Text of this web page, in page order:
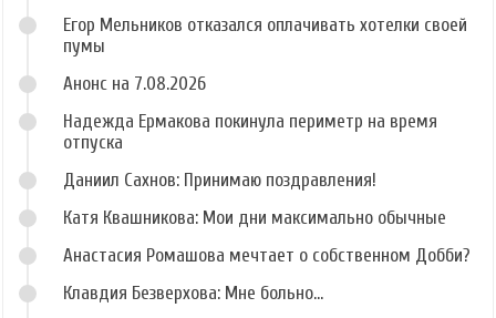
Егор Мельников отказался оплачивать хотелки своей
пумы
Анонс на 7.08.2026
Надежда Ермакова покинула периметр на время
отпуска
Даниил Сахнов: Принимаю поздравления!
Катя Квашникова: Мои дни максимально обычные
Анастасия Ромашова мечтает о собственном Добби?
Клавдия Безверхова: Мне больно...